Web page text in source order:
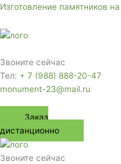
Перейти
содержимому
Изготовление памятников
Звоните сейчас
Тел: + 7 (988) 888-20-47
monument-23@mail.ru
Заказ
дистанционно
Звоните сейчас